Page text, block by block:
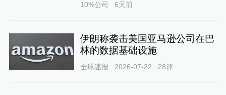
10%公司 6天前
伊朗称袭击美国亚马逊公司在巴
林的数据基础设施
全球速报 2026-07-22 28评